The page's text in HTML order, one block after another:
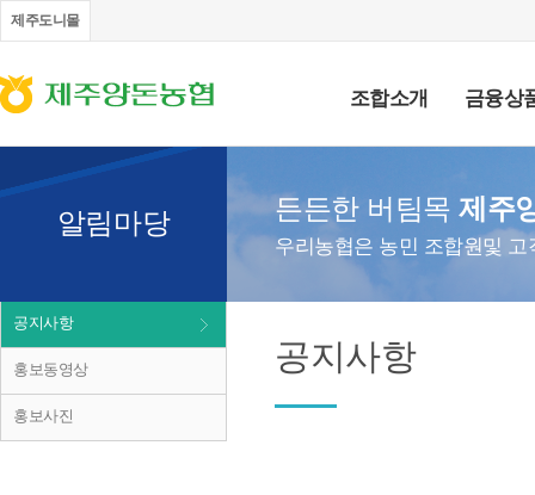
제주도니몰
조합소개 금융상
든든한 버팀목제주
우리농협은 농민 조합원및
알림마당
공지사항
홍보동영상
홍보사진
공지사항